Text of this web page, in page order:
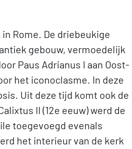
Rome. De driebeukige
gebouw, vermoedelijk
Paus Adrianus I aan Oost-
het iconoclasme. In deze
Uit deze tijd komt ook de
II (12e eeuw) werd de
toegevoegd evenals
het interieur van de kerk